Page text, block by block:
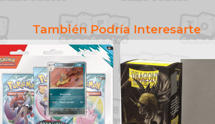
También Podría Interesarte